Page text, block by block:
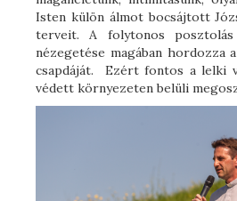
Isten külön álmot bocsájtott
terveit. A folytonos
nézegetése magában hordozza
csapdáját. Ezért fontos a lelki
védett környezeten belüli